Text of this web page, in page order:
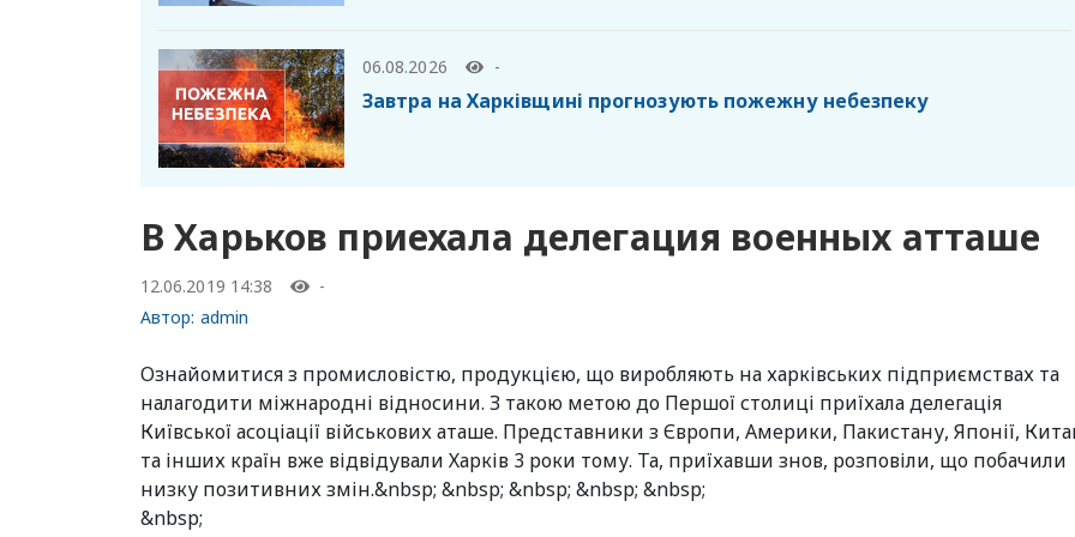
06.08.2026 -
Завтра на Харківщині прогнозують пожежну небезпеку
В Харьков приехала делегация военных атташе
12.06.2019 14:38
-
Автор: admin
Ознайомитися з промисловістю, продукцією, що виробляють на харківських підприємствах та
налагодити міжнародні відносини. З такою метою до Першої столиці приїхала делегація
Київської асоціації військових аташе. Представники з Європи, Америки, Пакистану, Японії,
та інших країн вже відвідували Харків 3 роки тому. Та, приїхавши знов, розповіли, що побачили
низку позитивних змін.&nbsp; &nbsp; &nbsp; &nbsp; &nbsp;
&nbsp;